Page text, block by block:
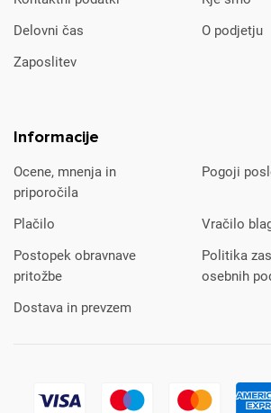
Delovni čas
O podjetju
Zaposlitev
Informacije
Ocene, mnenja in
priporočila
Pogoji
Plačilo
Vračilo
Postopek obravnave
pritožbe
Politika
osebnih
Dostava in prevzem